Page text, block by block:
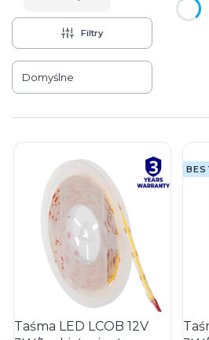
Filtry
Lista produktów
Domyślne
Taśma LED LCOB 12V